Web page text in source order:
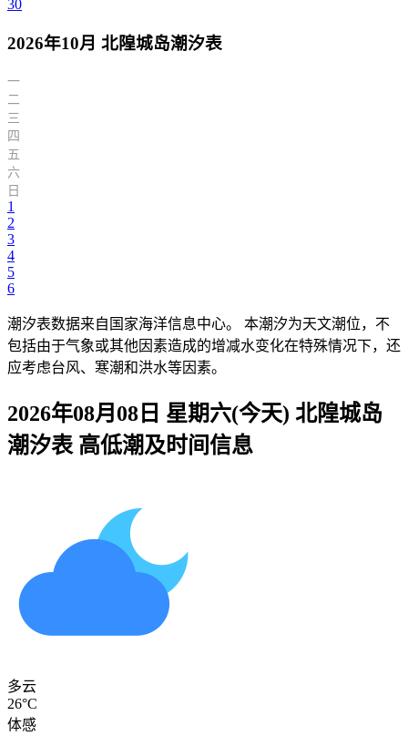
30
2026年10月 北隍城岛潮汐表
一
二
三
四
五
六
日
1
2
3
4
5
6
潮汐表数据来自国家海洋信息中心。 本潮汐为天文潮位，不
包括由于气象或其他因素造成的增减水变化在特殊情况下，还
应考虑台风、寒潮和洪水等因素。
2026年08月08日 星期六(今天) 北隍城岛
潮汐表 高低潮及时间信息
多云
26°C
体感